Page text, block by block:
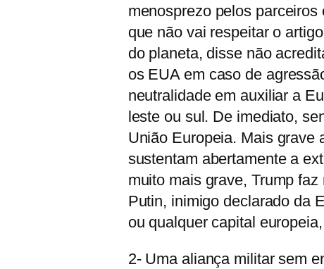
menosprezo pelos
que não vai respeitar o
do planeta, disse não
os EUA em caso de
neutralidade em auxiliar a
leste ou sul. De imediato,
União Europeia. Mais grave
sustentam abertamente a
muito mais grave, Trump
Putin, inimigo declarado da
ou qualquer capital
2- Uma aliança militar sem